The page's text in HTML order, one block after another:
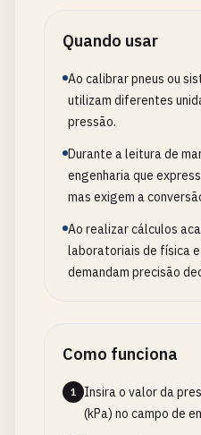
Quando usar
Ao calibrar pneus ou
utilizam diferentes
pressão.
Durante a leitura de
engenharia que
mas exigem a
Ao realizar cálculos
laboratoriais de física
demandam precisão
Como funciona
1
Insira o valor da
(kPa) no campo de